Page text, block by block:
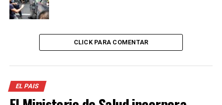
CLICK PARA COMENTAR
EL PAIS